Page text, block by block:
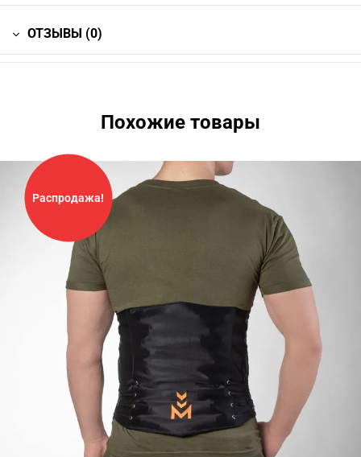
ОТЗЫВЫ (0)
Похожие товары
Распродажа!